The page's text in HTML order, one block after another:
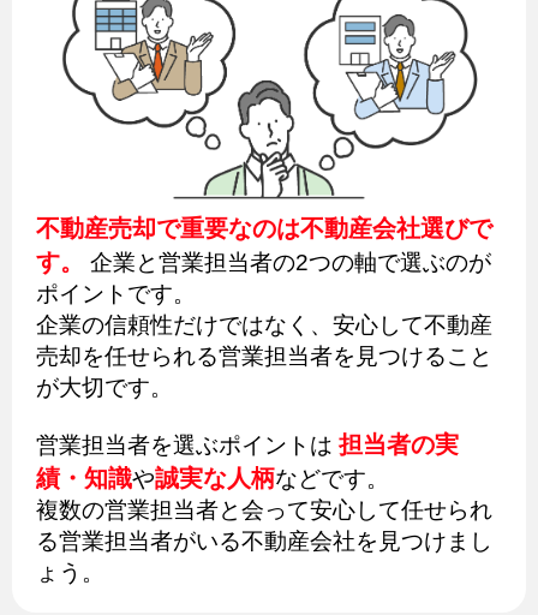
不動産売却で重要なのは不動産会社選びで
す。
企業と営業担当者の2つの軸で選ぶのが
ポイントです。
企業の信頼性だけではなく、安心して不動産
売却を任せられる営業担当者を見つけること
が大切です。
営業担当者を選ぶポイントは 担当者の実
績・知識や誠実な人柄などです。
複数の営業担当者と会って安心して任せられ
る営業担当者がいる不動産会社を見つけまし
ょう。